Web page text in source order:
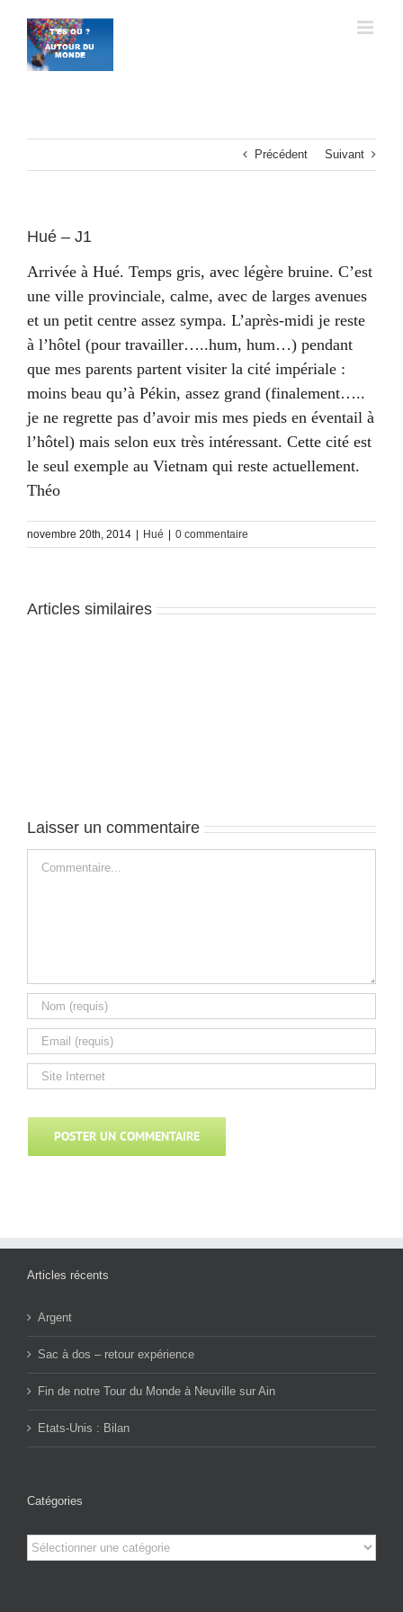
contenu
Précédent Suivant
Hué – J1
Arrivée à Hué. Temps gris, avec légère bruine. C’est
une ville provinciale, calme, avec de larges avenues
et un petit centre assez sympa. L’après-midi je reste
à l’hôtel (pour travailler…..hum, hum…) pendant
que mes parents partent visiter la cité impériale :
moins beau qu’à Pékin, assez grand (finalement…..
je ne regrette pas d’avoir mis mes pieds en éventail à
l’hôtel) mais selon eux très intéressant. Cette cité est
le seul exemple au Vietnam qui reste actuellement.
Théo
novembre 20th, 2014 Hué 0 commentaire
Articles similaires
Laisser un commentaire
Articles récents
Argent
Sac à dos – retour expérience
Fin de notre Tour du Monde à Neuville sur Ain
Etats-Unis : Bilan
Catégories
Catégories